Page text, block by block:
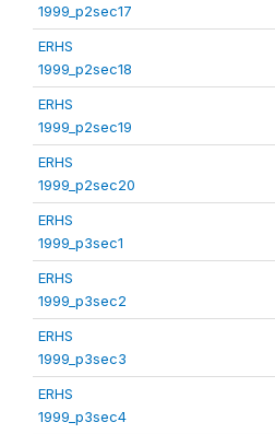
1999_p2sec17
ERHS
1999_p2sec18
ERHS
1999_p2sec19
ERHS
1999_p2sec20
ERHS
1999_p3sec1
ERHS
1999_p3sec2
ERHS
1999_p3sec3
ERHS
1999_p3sec4